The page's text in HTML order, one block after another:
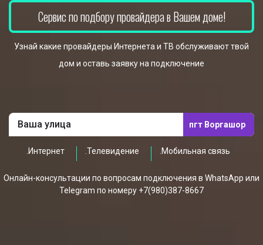
Сервис по подбору провайдера в Вашем доме!
Узнай какие провайдеры Интернета и ТВ обслуживают твой
дом и оставь заявку на подключение
пгт Воргашор
.Интернет .Телевидение .Мобильная связь
Онлайн-консультации по вопросам подключения в WhatsApp или
Telegram по номеру +7(980)387-8667